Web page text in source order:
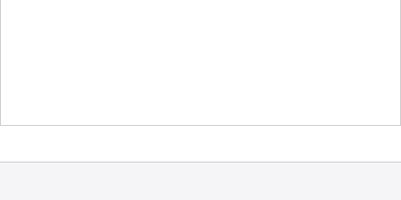
и учебные материалы, которые помогут